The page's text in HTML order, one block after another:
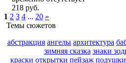
218 руб.
1 2 3 4 ... 20 »
Темы сюжетов
абстракция ангелы архитектура
зимняя сказка знаки
краски открытки пейзаж подушки